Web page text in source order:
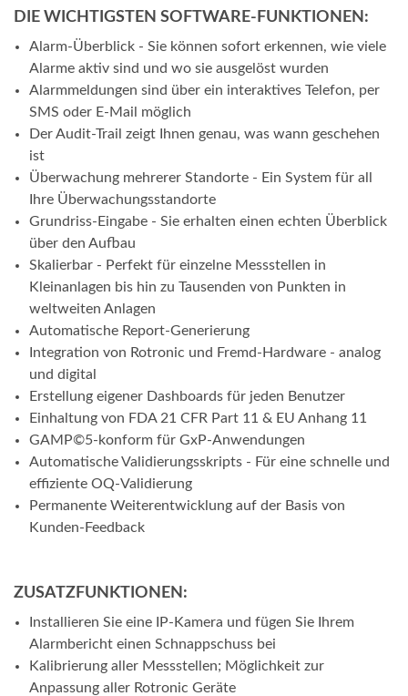
DIE WICHTIGSTEN SOFTWARE-FUNKTIONEN:
Alarm-Überblick - Sie können sofort erkennen, wie viele
Alarme aktiv sind und wo sie ausgelöst wurden
Alarmmeldungen sind über ein interaktives Telefon, per
SMS oder E-Mail möglich
Der Audit-Trail zeigt Ihnen genau, was wann geschehen
ist
Überwachung mehrerer Standorte - Ein System für all
Ihre Überwachungsstandorte
Grundriss-Eingabe - Sie erhalten einen echten Überblick
über den Aufbau
Skalierbar - Perfekt für einzelne Messstellen in
Kleinanlagen bis hin zu Tausenden von Punkten in
weltweiten Anlagen
Automatische Report-Generierung
Integration von Rotronic und Fremd-Hardware - analog
und digital
Erstellung eigener Dashboards für jeden Benutzer
Einhaltung von FDA 21 CFR Part 11 & EU Anhang 11
GAMP©5-konform für GxP-Anwendungen
Automatische Validierungsskripts - Für eine schnelle und
effiziente OQ-Validierung
Permanente Weiterentwicklung auf der Basis von
Kunden-Feedback
ZUSATZFUNKTIONEN:
Installieren Sie eine IP-Kamera und fügen Sie Ihrem
Alarmbericht einen Schnappschuss bei
Kalibrierung aller Messstellen; Möglichkeit zur
Anpassung aller Rotronic Geräte